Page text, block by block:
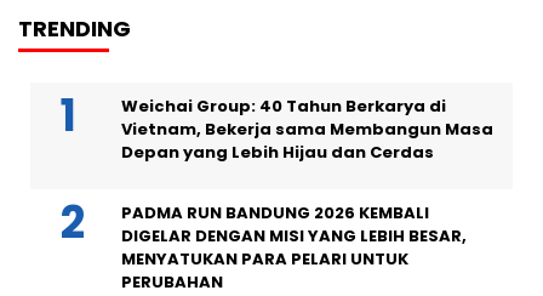
TRENDING
Weichai Group: 40 Tahun Berkarya di
Vietnam, Bekerja sama Membangun Masa
Depan yang Lebih Hijau dan Cerdas
PADMA RUN BANDUNG 2026 KEMBALI
DIGELAR DENGAN MISI YANG LEBIH BESAR,
MENYATUKAN PARA PELARI UNTUK
PERUBAHAN